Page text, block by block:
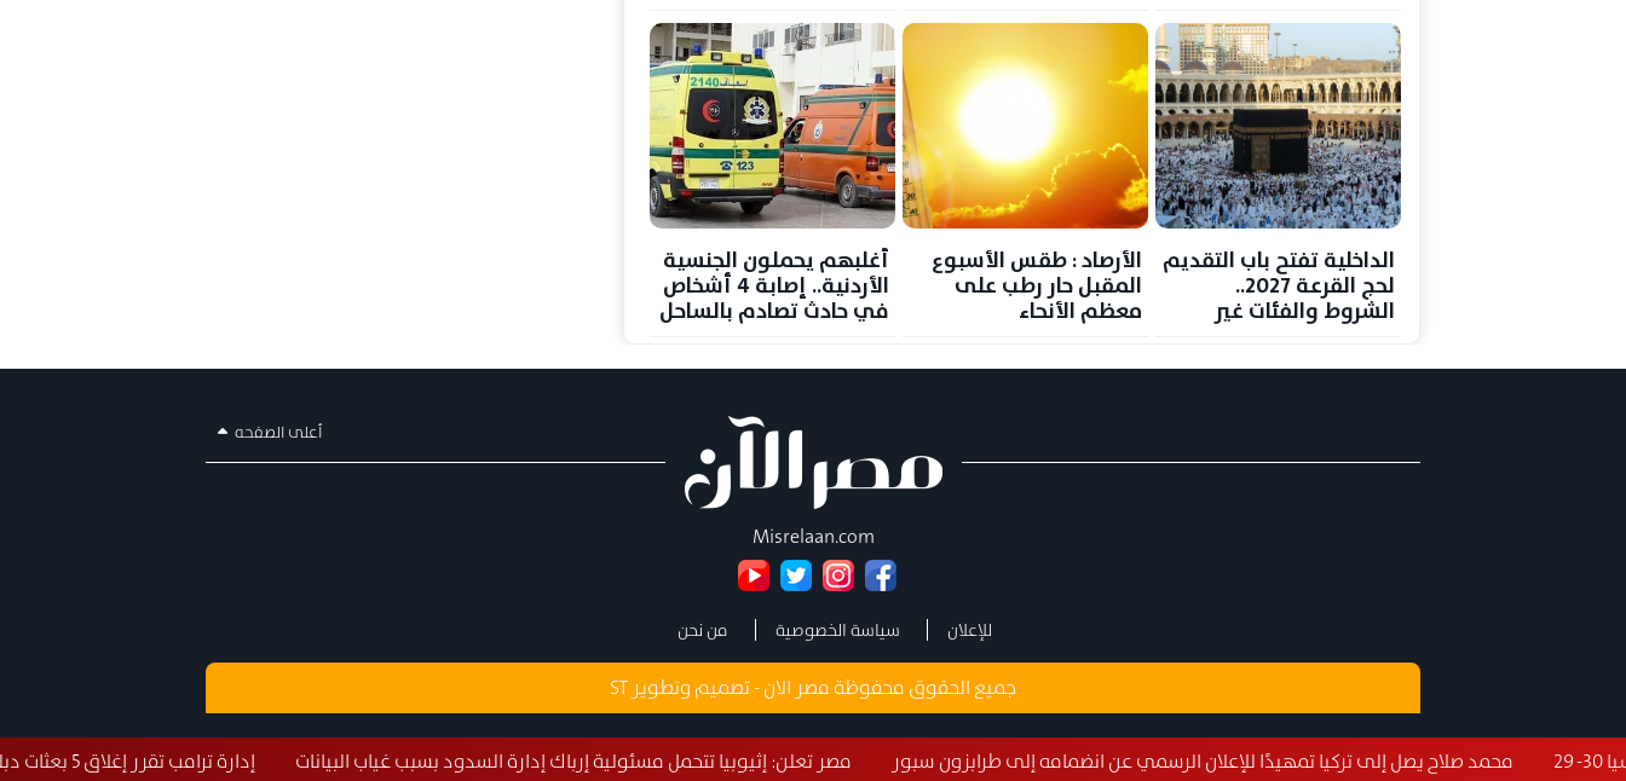
صلاح يصل إلى تركيا تمهيدًا للإعلان الرسمي عن انضمامه إلى طرابزون سبور مصر تعلن: إثيوبيا تتحمل مسئولية إرباك إدارة السدود بسبب غياب البيانات إدارة ترامب تقرر إغلاق 5 بعثات دبلوماسية حول العالم
عسكرية
الداخلية تفتح باب التقديم
لحج القرعة 2027..
الشروط والفئات غير
الأرصاد : طقس الأسبوع
المقبل حار رطب على
معظم الأنحاء
بالقاهرة 38 درجة
أغلبهم يحملون الجنسية
الأردنية.. إصابة 4 أشخاص
في حادث تصادم بالساحل
أعلى الصفحه
Misrelaan.com
للإعلان سياسة الخصوصية من نحن
جميع الحقوق محفوظة مصر الان - تصميم وتطوير ST